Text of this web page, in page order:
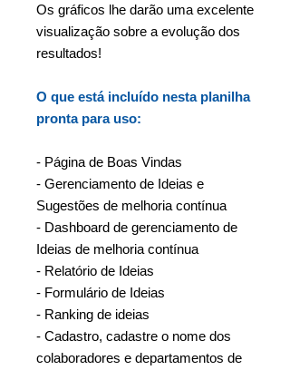
Os gráficos lhe darão uma excelente
visualização sobre a evolução dos
resultados!
O que está incluído nesta planilha
pronta para uso:
- Página de Boas Vindas
- Gerenciamento de Ideias e
Sugestões de melhoria contínua
- Dashboard de gerenciamento de
Ideias de melhoria contínua
- Relatório de Ideias
- Formulário de Ideias
- Ranking de ideias
- Cadastro, cadastre o nome dos
colaboradores e departamentos de